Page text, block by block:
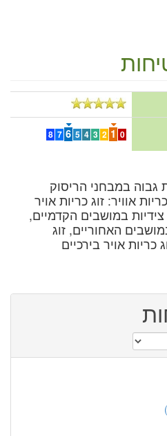
0
1
2
3
4
5
6
7
8
גבוה במבחני הריסוק
האירופאיים. לרכב 10 כריות אוויר: זוג כריות אויר
צידיות במושבים הקדמיים,
האחוריים, זוג
כריות אויר בירכיים